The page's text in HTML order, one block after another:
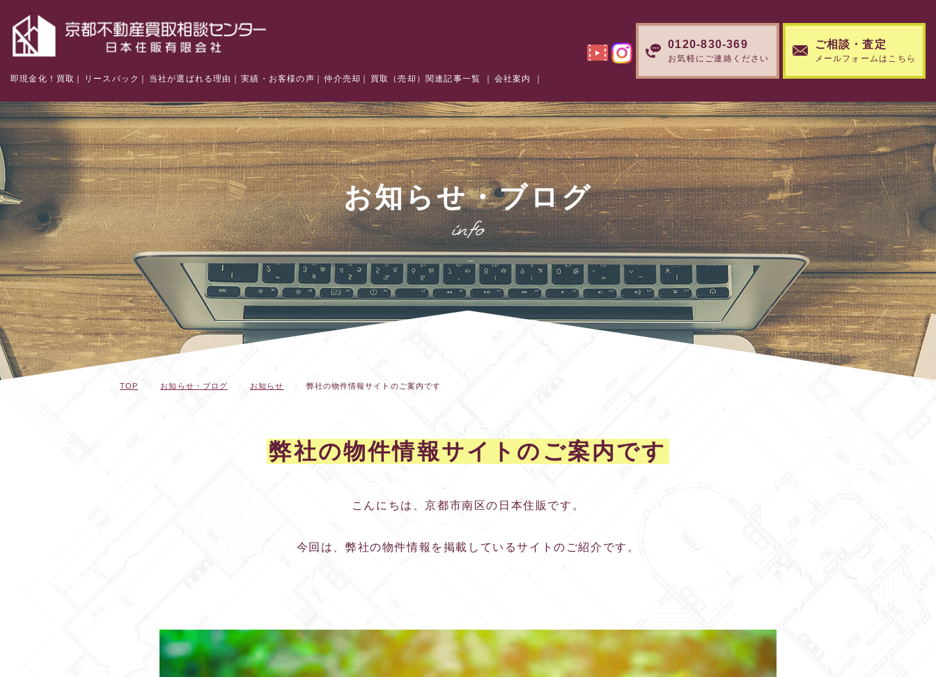
即現金化！買取 リースバック 当社が選ばれる理由 実績・お客様の声 仲介売却 買取（売却）関連記事一覧 会社案内
0120-830-369
お気軽にご連絡ください
ご相談・査定
メールフォームはこちら
お知らせ・ブログ
TOP お知らせ・ブログ お知らせ 弊社の物件情報サイトのご案内です
弊社の物件情報サイトのご案内です
こんにちは、京都市南区の日本住販です。
今回は、弊社の物件情報を掲載しているサイトのご紹介です。